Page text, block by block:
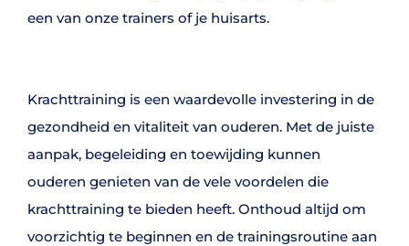
een van onze trainers of je huisarts.
Krachttraining is een waardevolle investering in de
gezondheid en vitaliteit van ouderen. Met de juiste
aanpak, begeleiding en toewijding kunnen
ouderen genieten van de vele voordelen die
krachttraining te bieden heeft. Onthoud altijd om
voorzichtig te beginnen en de trainingsroutine aan